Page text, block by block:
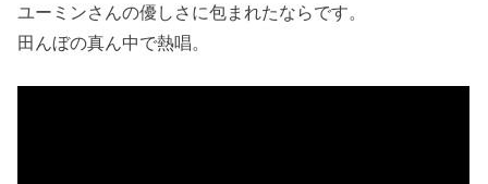
ユーミンさんの優しさに包まれたならです。
田んぼの真ん中で熱唱。